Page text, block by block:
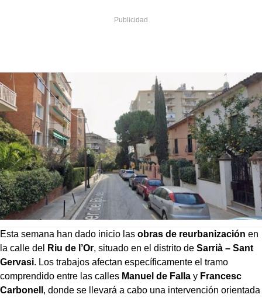
Esta semana han dado inicio las obras de reurbanización en
la calle del
Riu de l’Or, situado en el distrito de Sarrià – Sant
Gervasi. Los trabajos afectan específicamente el tramo
comprendido entre las calles Manuel de Falla y Francesc
Carbonell , donde se llevará a cabo una intervención orientada